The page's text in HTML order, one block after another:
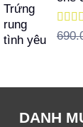
Được
DANH